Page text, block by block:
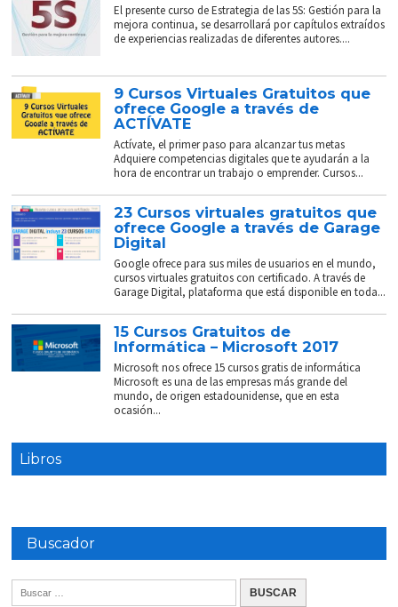
El presente curso de Estrategia de las 5S: Gestión para la
mejora continua, se desarrollará por capítulos extraídos
de experiencias realizadas de diferentes autores....
9 Cursos Virtuales Gratuitos que
ofrece Google a través de
ACTÍVATE
Actívate, el primer paso para alcanzar tus metas
Adquiere competencias digitales que te ayudarán a la
hora de encontrar un trabajo o emprender. Cursos...
23 Cursos virtuales gratuitos que
ofrece Google a través de Garage
Digital
Google ofrece para sus miles de usuarios en el mundo,
cursos virtuales gratuitos con certificado. A través de
Garage Digital, plataforma que está disponible en toda...
15 Cursos Gratuitos de
Informática – Microsoft 2017
Microsoft nos ofrece 15 cursos gratis de informática
Microsoft es una de las empresas más grande del
mundo, de origen estadounidense, que en esta
ocasión...
Libros
Buscador